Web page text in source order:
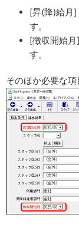
[昇(降)給月]
す。
[徴収開始
す。
そのほか必要な項